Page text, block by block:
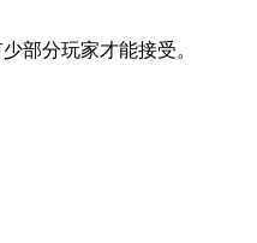
部分玩家才能接受。